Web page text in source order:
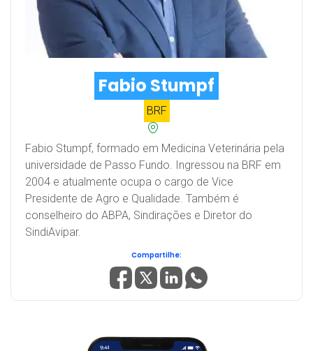
Fabio Stumpf
BRF
Fabio Stumpf, formado em Medicina Veterinária pela
universidade de Passo Fundo. Ingressou na BRF em
2004 e atualmente ocupa o cargo de Vice
Presidente de Agro e Qualidade. Também é
conselheiro do ABPA, Sindirações e Diretor do
SindiAvipar.
Compartilhe: